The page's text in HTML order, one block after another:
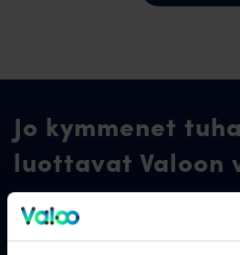
Jo kymmenet
luottavat Valoon
Älä luota pelkästään meidän
mitä myös asiakkaamme